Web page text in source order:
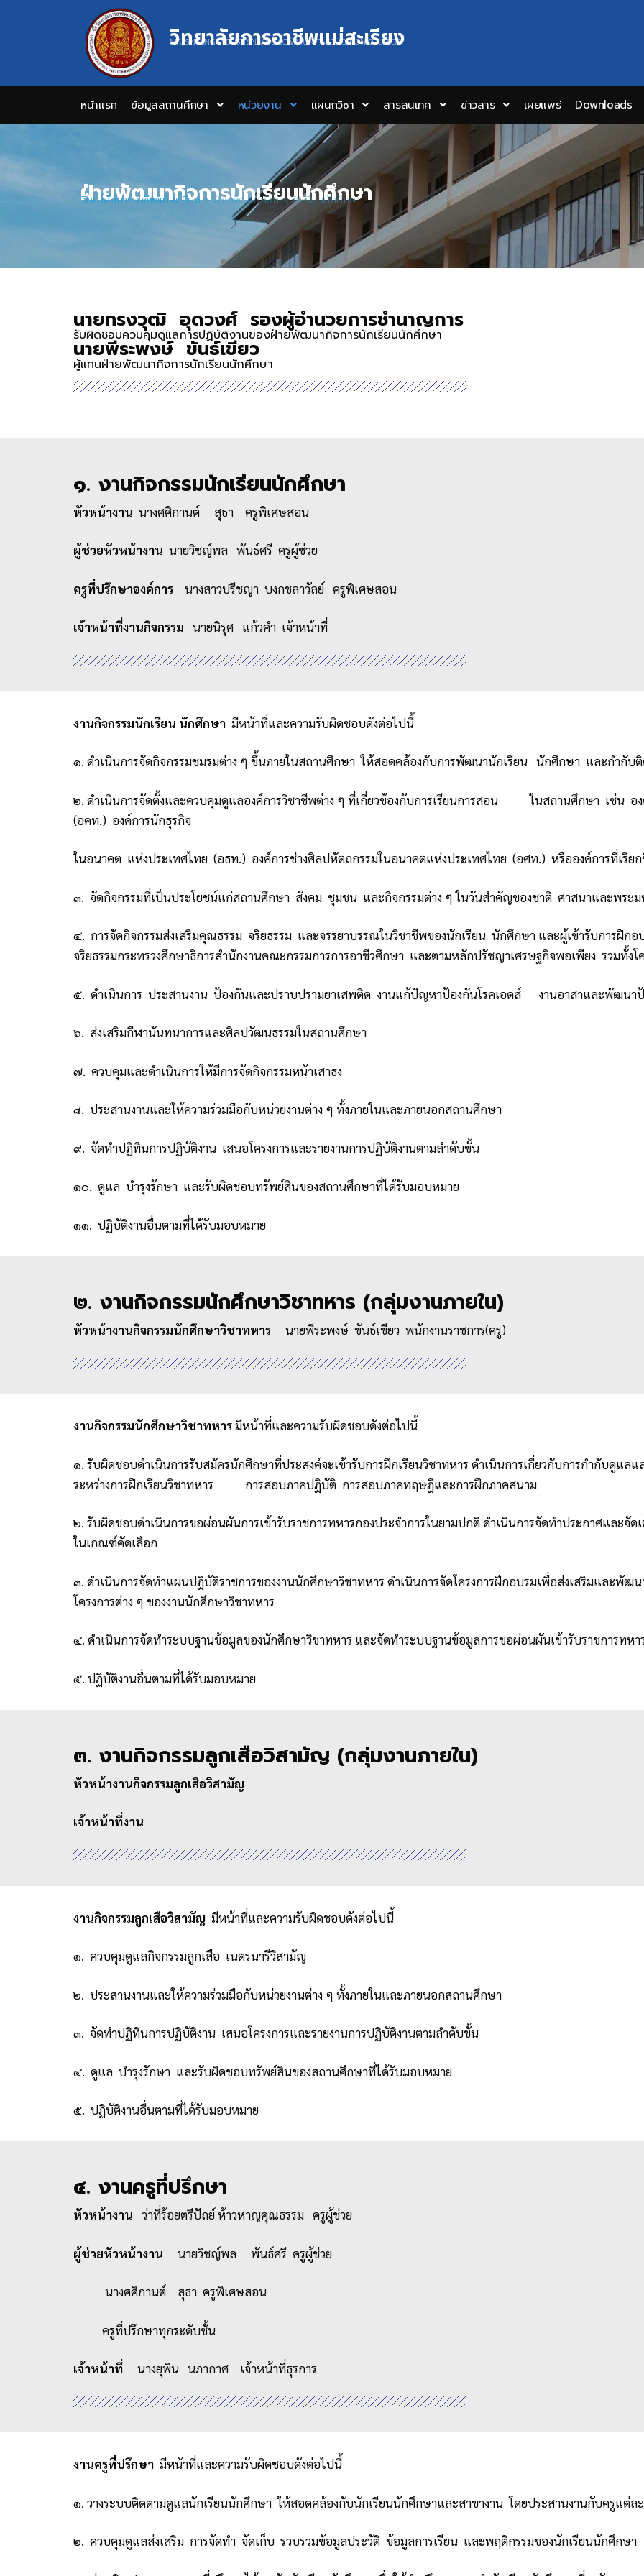
วิทยาลัยการอาชีพแม่สะเรียง
MAESARIANG INDUSTRIAL AND COMMUNITY EDUCATION COLLEGE
หน้าแรก ข้อมูลสถานศึกษา หน่วยงาน แผนกวิชา สารสนเทศ ข่าวสาร เผยแพร่ Downloads
ฝ่ายพัฒนากิจการนักเรียนนักศึกษา
วิทยาลัยการอาชีพแม่สะเรียง> ฝ่ายพัฒนากิจการนักเรียนนักศึกษา
นายทรงวุฒิ อุดวงศ์ รองผู้อำนวยการชำนาญการ
รับผิดชอบควบคุมดูแลการปฏิบัติงานของฝ่ายพัฒนากิจการนักเรียนนักศึกษา
นายพีระพงษ์ ขันธ์เขียว
ผู้แทนฝ่ายพัฒนากิจการนักเรียนนักศึกษา
๑. งานกิจกรรมนักเรียนนักศึกษา
หัวหน้างาน นางศศิกานต์ สุธา ครูพิเศษสอน
ผู้ช่วยหัวหน้างาน นายวิชญ์พล พันธ์ศรี ครูผู้ช่วย
ครูที่ปรึกษาองค์การ นางสาวปรีชญา บงกชลาวัลย์ ครูพิเศษสอน
เจ้าหน้าที่งานกิจกรรม นายนิรุศ แก้วคำ เจ้าหน้าที่
งานกิจกรรมนักเรียน นักศึกษา มีหน้าที่และความรับผิดชอบดังต่อไปนี้
๑. ดำเนินการจัดกิจกรรมชมรมต่าง ๆ ขึ้นภายในสถานศึกษา ให้สอดคล้องกับการพัฒนานักเรียน นักศึกษา และกำกับติ
๒. ดำเนินการจัดตั้งและควบคุมดูแลองค์การวิชาชีพต่าง ๆ ที่เกี่ยวข้องกับการเรียนการสอน ในสถานศึกษา เช่น อง
(อคท.) องค์การนักธุรกิจ
ในอนาคต แห่งประเทศไทย (อธท.) องค์การช่างศิลปหัตถกรรมในอนาคตแห่งประเทศไทย (อศท.) หรือองค์การที่เรีย
๓. จัดกิจกรรมที่เป็นประโยชน์แก่สถานศึกษา สังคม ชุมชน และกิจกรรมต่าง ๆ ในวันสำคัญของชาติ ศาสนาและพระ
๔. การจัดกิจกรรมส่งเสริมคุณธรรม จริยธรรม และจรรยาบรรณในวิชาชีพของนักเรียน นักศึกษา และผู้เข้ารับการฝึก
จริยธรรมกระทรวงศึกษาธิการสำนักงานคณะกรรมการการอาชีวศึกษา และตามหลักปรัชญาเศรษฐกิจพอเพียง รวมทั้ง
๕. ดำเนินการ ประสานงาน ป้องกันและปราบปรามยาเสพติด งานแก้ปัญหาป้องกันโรคเอดส์ งานอาสาและพัฒนาป้
๖. ส่งเสริมกีฬานันทนาการและศิลปวัฒนธรรมในสถานศึกษา
๗. ควบคุมและดำเนินการให้มีการจัดกิจกรรมหน้าเสาธง
๘. ประสานงานและให้ความร่วมมือกับหน่วยงานต่าง ๆ ทั้งภายในและภายนอกสถานศึกษา
๙. จัดทำปฏิทินการปฏิบัติงาน เสนอโครงการและรายงานการปฏิบัติงานตามลำดับขั้น
๑๐. ดูแล บำรุงรักษา และรับผิดชอบทรัพย์สินของสถานศึกษาที่ได้รับมอบหมาย
๑๑. ปฏิบัติงานอื่นตามที่ได้รับมอบหมาย
๒. งานกิจกรรมนักศึกษาวิชาทหาร (กลุ่มงานภายใน)
หัวหน้างานกิจกรรมนักศึกษาวิชาทหาร นายพีระพงษ์ ขันธ์เขียว พนักงานราชการ(ครู)
งานกิจกรรมนักศึกษาวิชาทหารมีหน้าที่และความรับผิดชอบดังต่อไปนี้
๑. รับผิดชอบดำเนินการรับสมัครนักศึกษาที่ประสงค์จะเข้ารับการฝึกเรียนวิชาทหาร ดำเนินการเกี่ยวกับการกำกับดูแล
ระหว่างการฝึกเรียนวิชาทหาร การสอบภาคปฏิบัติ การสอบภาคทฤษฎีและการฝึกภาคสนาม
๒. รับผิดชอบดำเนินการขอผ่อนผันการเข้ารับราชการทหารกองประจำการในยามปกติ ดำเนินการจัดทำประกาศและจั
ในเกณฑ์คัดเลือก
๓. ดำเนินการจัดทำแผนปฏิบัติราชการของงานนักศึกษาวิชาทหาร ดำเนินการจัดโครงการฝึกอบรมเพื่อส่งเสริมและพั
โครงการต่าง ๆ ของงานนักศึกษาวิชาทหาร
๔. ดำเนินการจัดทำระบบฐานข้อมูลของนักศึกษาวิชาทหาร และจัดทำระบบฐานข้อมูลการขอผ่อนผันเข้ารับราชการทหา
๕. ปฏิบัติงานอื่นตามที่ได้รับมอบหมาย
๓. งานกิจกรรมลูกเสือวิสามัญ (กลุ่มงานภายใน)
หัวหน้างานกิจกรรมลูกเสือวิสามัญ
เจ้าหน้าที่งาน
งานกิจกรรมลูกเสือวิสามัญ มีหน้าที่และความรับผิดชอบดังต่อไปนี้
๑. ควบคุมดูแลกิจกรรมลูกเสือ เนตรนารีวิสามัญ
๒. ประสานงานและให้ความร่วมมือกับหน่วยงานต่าง ๆ ทั้งภายในและภายนอกสถานศึกษา
๓. จัดทำปฏิทินการปฏิบัติงาน เสนอโครงการและรายงานการปฏิบัติงานตามลำดับขั้น
๔. ดูแล บำรุงรักษา และรับผิดชอบทรัพย์สินของสถานศึกษาที่ได้รับมอบหมาย
๕. ปฏิบัติงานอื่นตามที่ได้รับมอบหมาย
๔. งานครูที่ปรึกษา
หัวหน้างาน ว่าที่ร้อยตรีปัถย์ ห้าวหาญคุณธรรม ครูผู้ช่วย
ผู้ช่วยหัวหน้างาน นายวิชญ์พล พันธ์ศรี ครูผู้ช่วย
นางศศิกานต์ สุธา ครูพิเศษสอน
ครูที่ปรึกษาทุกระดับชั้น
เจ้าหน้าที่ นางยุพิน นภากาศ เจ้าหน้าที่ธุรการ
งานครูที่ปรึกษา มีหน้าที่และความรับผิดชอบดังต่อไปนี้
๑. วางระบบติดตามดูแลนักเรียนนักศึกษา ให้สอดคล้องกับนักเรียนนักศึกษาและสาขางาน โดยประสานงานกับครูแต่ล
๒. ควบคุมดูแลส่งเสริม การจัดทำ จัดเก็บ รวบรวมข้อมูลประวัติ ข้อมูลการเรียน และพฤติกรรมของนักเรียนนักศึกษา